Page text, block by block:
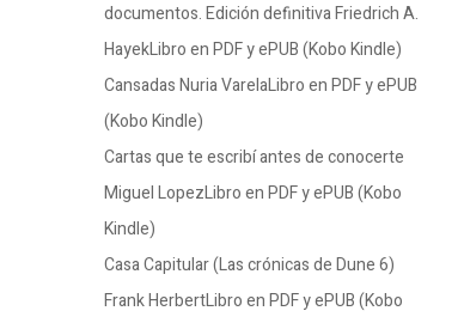
documentos. Edición definitiva Friedrich A.
HayekLibro en PDF y ePUB (Kobo Kindle)
Cansadas Nuria VarelaLibro en PDF y ePUB
(Kobo Kindle)
Cartas que te escribí antes de conocerte
Miguel LopezLibro en PDF y ePUB (Kobo
Kindle)
Casa Capitular (Las crónicas de Dune 6)
Frank HerbertLibro en PDF y ePUB (Kobo